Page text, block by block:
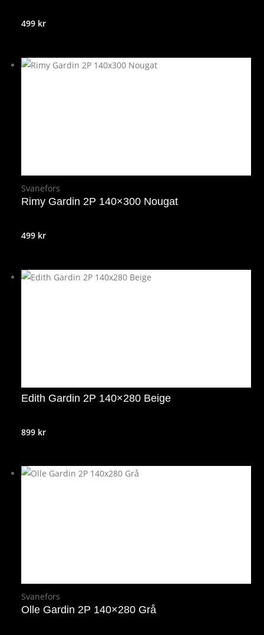
499 kr
Svanefors
Rimy Gardin 2P 140×300 Nougat
499 kr
Edith Gardin 2P 140×280 Beige
899 kr
Svanefors
Olle Gardin 2P 140×280 Grå